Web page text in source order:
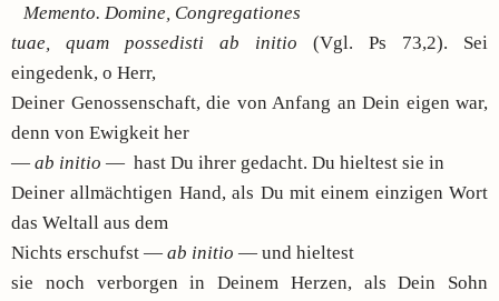
Memento. Domine, Congregationes
tuae, quam possedisti ab initio (Vgl. Ps 73,2). Sei
eingedenk, o Herr,
Deiner Genossenschaft, die von Anfang an Dein eigen war,
denn von Ewigkeit her
— ab initio — hast Du ihrer gedacht. Du hieltest sie in
Deiner allmächtigen Hand, als Du mit einem einzigen Wort
das Weltall aus dem
Nichts erschufst — ab initio — und hieltest
sie noch verborgen in Deinem Herzen, als Dein Sohn